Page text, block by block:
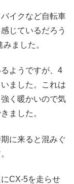
イクなど自転車
じているだろう
ました。
ようですが、4
ました。これは
く暖かいので気
ました。
に来ると混みぐ
CX-5を走らせ